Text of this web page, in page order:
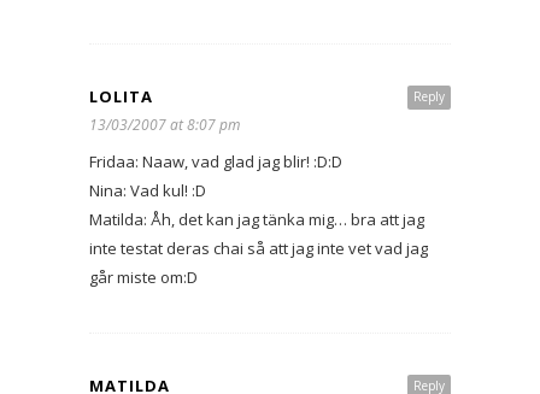
Reply
LOLITA
13/03/2007 at 8:07 pm
Fridaa: Naaw, vad glad jag blir! :D:D
Nina: Vad kul! :D
Matilda: Åh, det kan jag tänka mig… bra att jag
inte testat deras chai så att jag inte vet vad jag
går miste om:D
Reply
MATILDA